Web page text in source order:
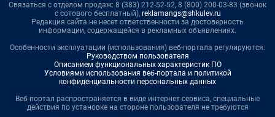
Связаться с отделом продаж: 8 (383) 212-52-52, 8 (800) 200-03-83 (звонок
с сотового бесплатный), reklamangs@shkulev.ru
Редакция сайта не несет ответственности за достоверность
информации, содержащейся в рекламных объявлениях.
Особенности эксплуатации (использования) веб-портала регулируются:
Руководством пользователя
Описанием функциональных характеристик ПО
Условиями использования веб-портала и политикой
конфиденциальности персональных данных
Веб-портал распространяется в виде интернет-сервиса, специальные
действия по установке на стороне пользователя не требуются